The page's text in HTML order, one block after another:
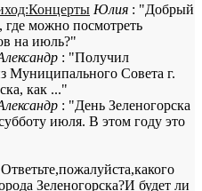
Юлия : "Добрый
где можно посмотреть
на июль?"
: "Получил
Муниципального Совета г.
как ..."
: "День Зеленогорска
июля. В этом году это
Зеленогорска?И будет ли